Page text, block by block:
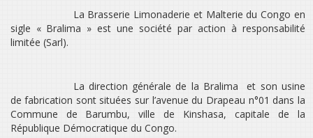
La Brasserie Limonaderie et Malterie du Congo en
sigle « Bralima » est une société par action à responsabilité
limitée (Sarl).
La direction générale de la Bralima
et son usine
de fabrication sont situées sur l’avenue du Drapeau n°01 dans la
Commune de Barumbu, ville de Kinshasa, capitale de la
République Démocratique du Congo.